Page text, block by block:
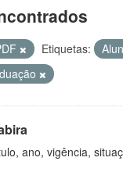
Etiquetas:
ano, vigência,